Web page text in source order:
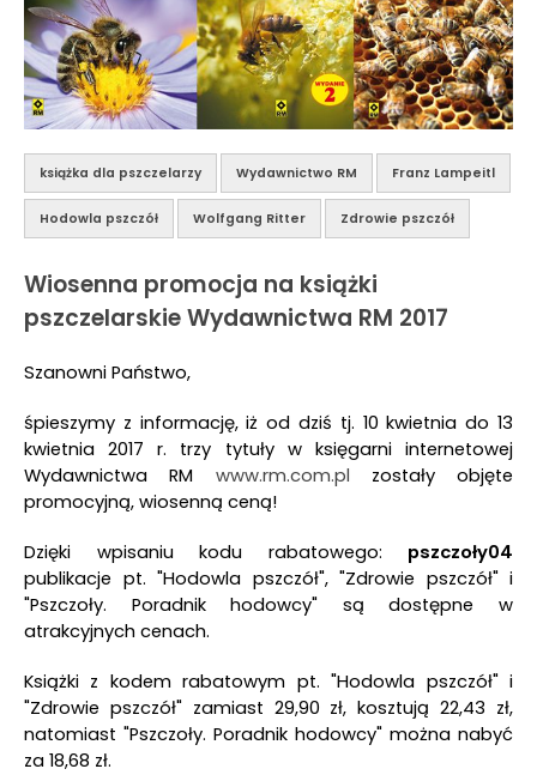
książka dla pszczelarzy Wydawnictwo RM Franz Lampeitl
Hodowla pszczół Wolfgang Ritter Zdrowie pszczół
Wiosenna promocja na książki
pszczelarskie Wydawnictwa RM 2017
Szanowni Państwo,
śpieszymy z informację, iż od dziś tj. 10 kwietnia do 13
kwietnia 2017 r. trzy tytuły w księgarni internetowej
Wydawnictwa RM www.rm.com.pl zostały objęte
promocyjną, wiosenną ceną!
Dzięki wpisaniu kodu rabatowego: pszczoły04
publikacje pt. "Hodowla pszczół", "Zdrowie pszczół" i
"Pszczoły. Poradnik hodowcy" są dostępne w
atrakcyjnych cenach.
Książki z kodem rabatowym pt. "Hodowla pszczół" i
"Zdrowie pszczół" zamiast 29,90 zł, kosztują 22,43 zł,
natomiast "Pszczoły. Poradnik hodowcy" można nabyć
za 18,68 zł.